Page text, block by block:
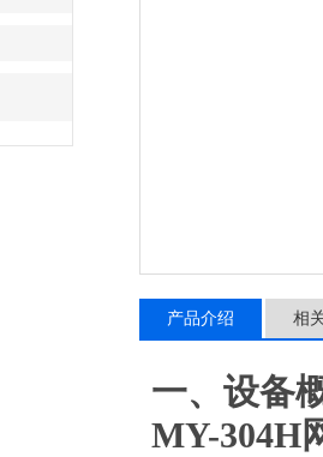
产品介绍 相
一、设备
MY-304H